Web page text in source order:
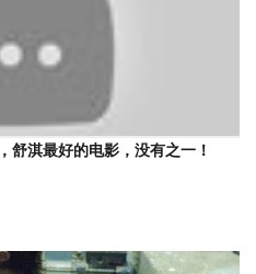
舒淇最好的电影，没有之一！